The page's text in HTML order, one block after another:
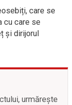
care se
cu care se
și dirijorul
urmărește